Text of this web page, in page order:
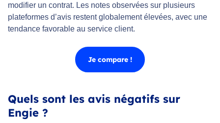
modifier un contrat. Les notes observées sur plusieurs
plateformes d’avis restent globalement élevées, avec une
tendance favorable au service client.
Je compare !
Quels sont les avis négatifs sur
Engie ?